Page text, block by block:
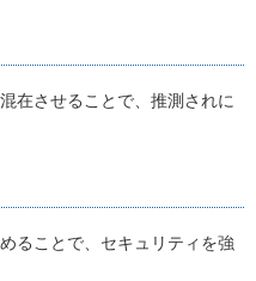
在させることで、推測されに
ることで、セキュリティを強